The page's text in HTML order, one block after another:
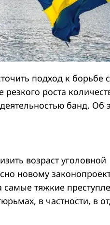
подход к борьбе с
роста
банд. Об
возраст уголовной
новому
тяжкие
в частности, в